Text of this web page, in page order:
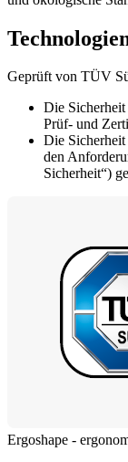
Geprüft von TÜV
Die
Prüf- und
Die
den
Sicherheit“)
Ergoshape -